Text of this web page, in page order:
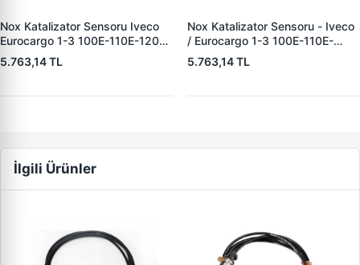
Nox Katalizator Sensoru Iveco
Eurocargo 1-3 100E-110E-120E-
140E-150E-160E-180E 00>15
Stralis 440 03> Trakker 380-
Mm - 5 Pin | YUNYI NOX1322 |
5.763,14 TL
Nox Katalizator Sensoru - Iveco
/ Eurocargo 1-3 100E-110E-
120E-140E-150E-160E-180E
00>15 Stralis 440 03> Trakker
NOX1301 | OEM 5WK96615F
5.763,14 TL
İlgili Ürünler